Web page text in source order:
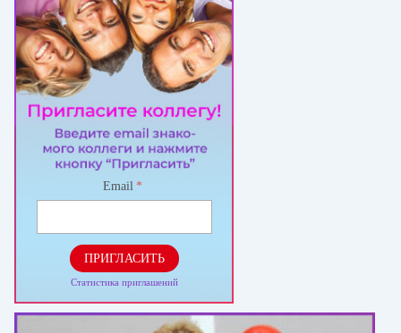
Email *
ПРИГЛАСИТЬ
Статистика приглашений